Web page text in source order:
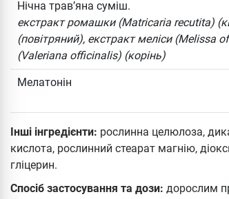
Нічна трав’яна суміш.
екстракт ромашки (Matricaria recutita)
(повітряний), екстракт меліси (Melissa
(Valeriana officinalis) (корінь)
Мелатонін
Інші інгредієнти: рослинна целюлоза,
кислота, рослинний стеарат магнію,
гліцерин.
Спосіб застосування та дози: дорослим